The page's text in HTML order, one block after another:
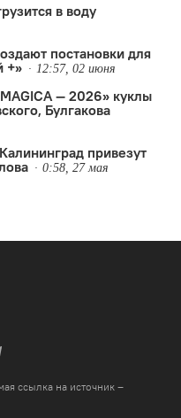
в воду
постановки для
+»
12:57, 02 июня
— 2026» куклы
Булгакова
привезут
0:58, 27 мая
ссылка на источник –